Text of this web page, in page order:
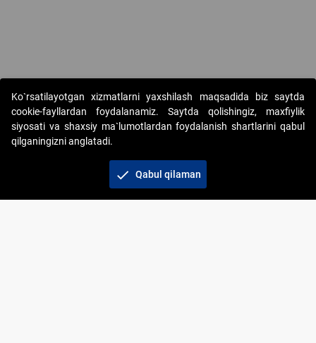
Copyright © 2017-2026. "Elektron onlayn-auksionlarni
tashkil etish" AJ. Barcha huquqlar himoyalangan
Ko`rsatilayotgan xizmatlarni yaxshilash maqsadida biz saytda
cookie-fayllardan foydalanamiz. Saytda qolishingiz, maxfiylik
siyosati va shaxsiy ma`lumotlardan foydalanish shartlarini qabul
qilganingizni anglatadi.
check Qabul qilaman